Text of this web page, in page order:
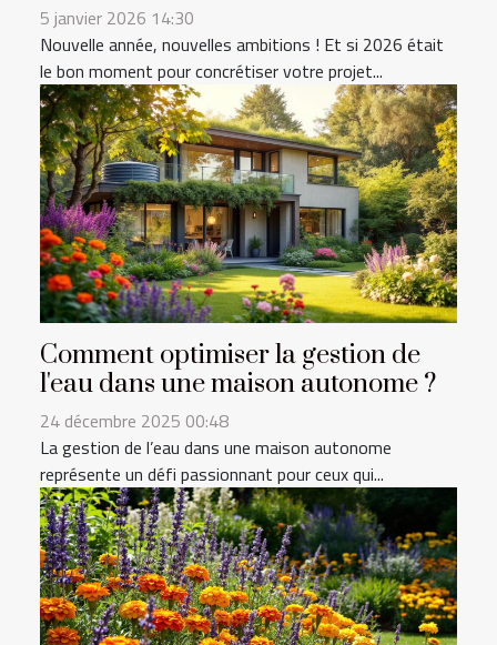
5 janvier 2026 14:30
Nouvelle année, nouvelles ambitions ! Et si 2026 était
le bon moment pour concrétiser votre projet...
Comment optimiser la gestion de
l'eau dans une maison autonome ?
24 décembre 2025 00:48
La gestion de l’eau dans une maison autonome
représente un défi passionnant pour ceux qui...